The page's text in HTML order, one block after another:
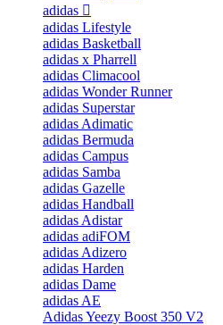
adidas
adidas Lifestyle
adidas Basketball
adidas x Pharrell
adidas Climacool
adidas Wonder Runner
adidas Superstar
adidas Adimatic
adidas Bermuda
adidas Campus
adidas Samba
adidas Gazelle
adidas Handball
adidas Adistar
adidas adiFOM
adidas Adizero
adidas Harden
adidas Dame
adidas AE
Adidas Yeezy Boost 350 V2